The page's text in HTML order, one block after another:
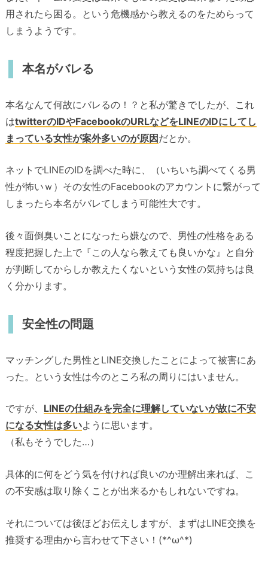
用されたら困る。という危機感から教えるのをためらって
しまうようです。
本名がバレる
本名なんて何故にバレるの！？と私が驚きでしたが、これ
はtwitterのIDやFacebookのURLなどをLINEのIDにしてし
まっている女性が案外多いのが原因だとか。
ネットでLINEのIDを調べた時に、（いちいち調べてくる男
性が怖いｗ）その女性のFacebookのアカウントに繋がって
しまったら本名がバレてしまう可能性大です。
後々面倒臭いことになったら嫌なので、男性の性格をある
程度把握した上で『この人なら教えても良いかな』と自分
が判断してからしか教えたくないという女性の気持ちは良
く分かります。
安全性の問題
マッチングした男性とLINE交換したことによって被害にあ
った。という女性は今のところ私の周りにはいません。
ですが、 LINEの仕組みを完全に理解していないが故に不安
になる女性は多いように思います。
（私もそうでした…）
具体的に何をどう気を付ければ良いのか理解出来れば、こ
の不安感は取り除くことが出来るかもしれないですね。
それについては後ほどお伝えしますが、まずはLINE交換を
推奨する理由から言わせて下さい！(*^ω^*)